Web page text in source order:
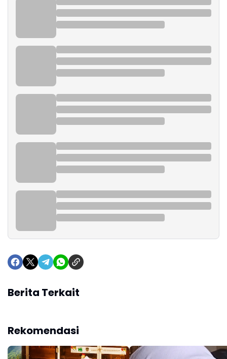
Berita Terkait
Rekomendasi